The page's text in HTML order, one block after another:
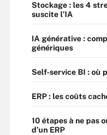
Stockage : les 4
suscite l’IA
IA générative :
génériques
Self-service BI : où
ERP : les coûts
10 étapes à ne pas
d’un ERP